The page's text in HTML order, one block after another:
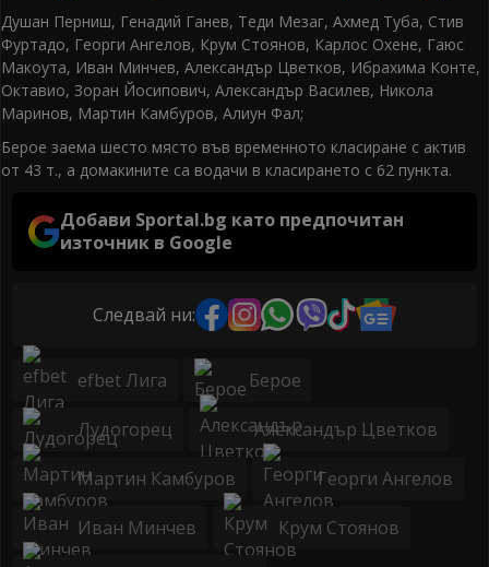
Душан Перниш, Генадий Ганев, Теди Мезаг, Ахмед Туба, Стив
Фуртадо, Георги Ангелов, Крум Стоянов, Карлос Охене, Гаюс
Макоута, Иван Минчев, Александър Цветков, Ибрахима Конте,
Октавио, Зоран Йосипович, Александър Василев, Никола
Маринов, Мартин Камбуров, Алиун Фал;
Берое заема шесто място във временното класиране с актив
от 43 т., а домакините са водачи в класирането с 62 пункта.
Добави Sportal.bg като предпочитан
източник в Google
Следвай ни:
efbet Лига Берое
Лудогорец Александър Цветков
Мартин Камбуров Георги Ангелов
Иван Минчев Крум Стоянов